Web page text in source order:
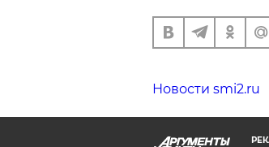
Новости smi2.ru